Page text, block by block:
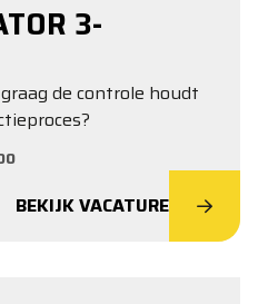
3-
de controle houdt
BEKIJK VACATURE